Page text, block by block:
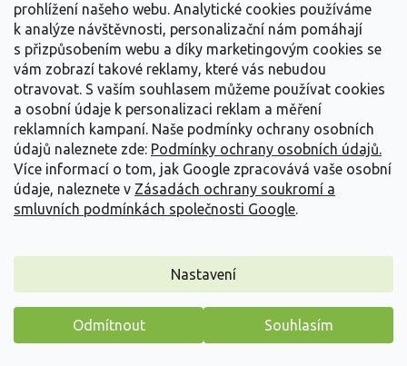
prohlížení našeho webu. Analytické cookies používáme
k analýze návštěvnosti, personalizační nám pomáhají
s přizpůsobením webu a díky marketingovým cookies se
vám zobrazí takové reklamy, které vás nebudou
otravovat. S vaším souhlasem můžeme používat cookies
a osobní údaje k personalizaci reklam a měření
reklamních kampaní. Naše podmínky ochrany osobních
údajů naleznete zde: Podmínky ochrany osobních údajů.
Více informací o tom, jak Google zpracovává vaše osobní
údaje, naleznete v Zásadách ochrany soukromí a
smluvních podmínkách společnosti Google.
Nastavení
Odmítnout Souhlasím
Mochna křovitá 'Manchu'
Potentilla fruticosa 'Manchu'
PŘEDOBJEDNÁVKA PODZIM 2026
Máme pro vás malý dárek